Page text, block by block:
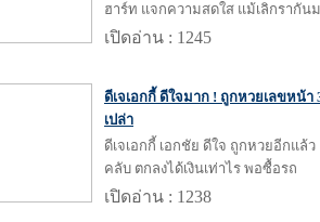
ฮาร์ท แจกความสดใส แม้เลิกรากัน
เปิดอ่าน : 1245
ดีเจเอกกี้ ดีใจมาก ! ถูกหวยเลขหน้
เปล่า
ดีเจเอกกี้ เอกชัย ดีใจ ถูกหวยอีกแล้
คลับ ตกลงได้เงินเท่าไร พอซื้อรถ
เปิดอ่าน : 1238